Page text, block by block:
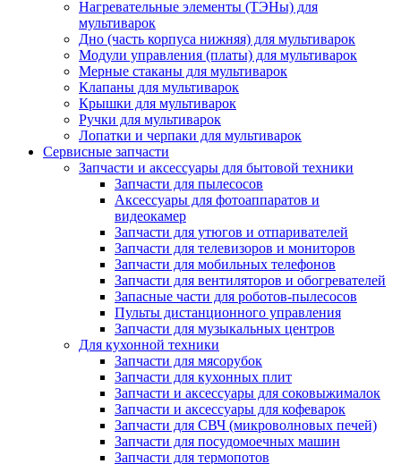
Нагревательные элементы (ТЭНы) для
мультиварок
Дно (часть корпуса нижняя) для мультиварок
Модули управления (платы) для мультиварок
Мерные стаканы для мультиварок
Клапаны для мультиварок
Крышки для мультиварок
Ручки для мультиварок
Лопатки и черпаки для мультиварок
Сервисные запчасти
Запчасти и аксессуары для бытовой техники
Запчасти для пылесосов
Аксессуары для фотоаппаратов и
видеокамер
Запчасти для утюгов и отпаривателей
Запчасти для телевизоров и мониторов
Запчасти для мобильных телефонов
Запчасти для вентиляторов и обогревателей
Запасные части для роботов-пылесосов
Пульты дистанционного управления
Запчасти для музыкальных центров
Для кухонной техники
Запчасти для мясорубок
Запчасти для кухонных плит
Запчасти и аксессуары для соковыжималок
Запчасти и аксессуары для кофеварок
Запчасти для СВЧ (микроволновых печей)
Запчасти для посудомоечных машин
Запчасти для термопотов